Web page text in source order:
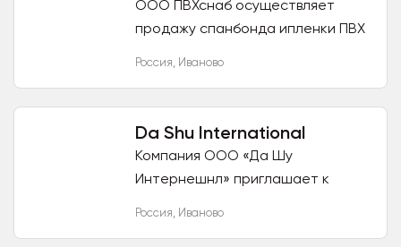
ООО ПВХснаб осуществляет
продажу спанбонда ипленки ПВХ
Россия, Иваново
Da Shu International
Компания ООО «Да Шу
Интернешнл» приглашает к
Россия, Иваново